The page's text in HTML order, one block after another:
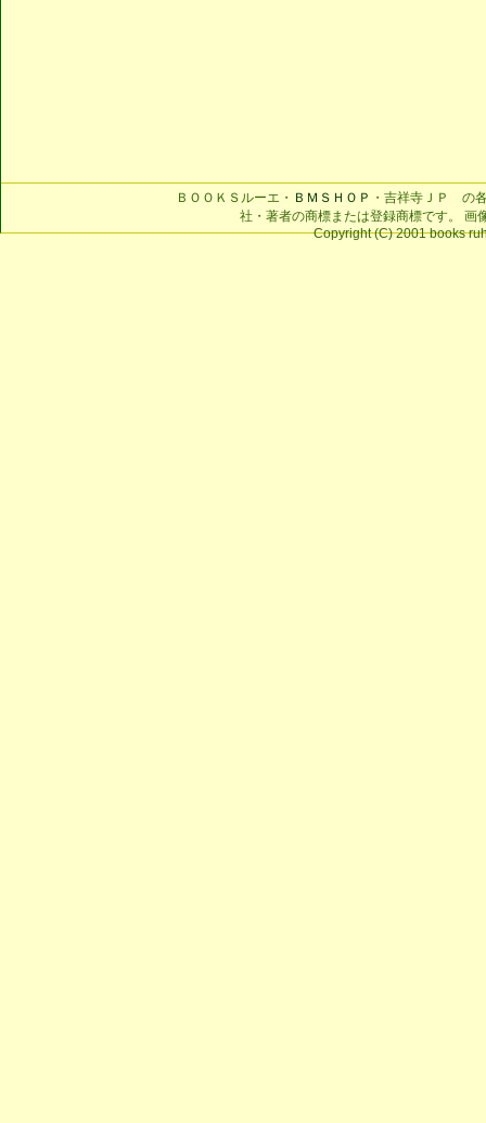
ＢＯＯＫＳルーエ・ ＢＭＳＨＯＰ ・吉祥寺ＪＰ の
社・著者の商標または登録商標です。 画
Copyright (C) 2001 books